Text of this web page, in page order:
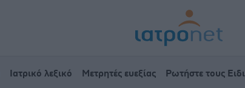
Ιατρικό λεξικό Μετρητές ευεξίας Ρωτήστε τους